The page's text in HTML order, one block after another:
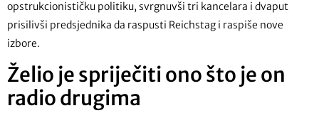
opstrukcionističku politiku, svrgnuvši tri kancelara i dvaput
prisilivši predsjednika da raspusti Reichstag i raspiše nove
izbore.
Želio je spriječiti ono što je on
radio drugima